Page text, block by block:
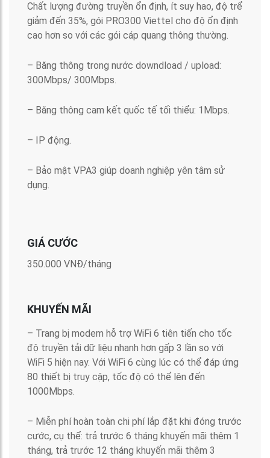
Chất lượng đường truyền ổn định, ít suy hao, độ trể
giảm đến 35%, gói PRO300 Viettel cho độ ổn định
cao hơn so với các gói cáp quang thông thường.
– Băng thông trong nước downdload / upload:
300Mbps/ 300Mbps.
– Băng thông cam kết quốc tế tối thiểu: 1Mbps.
– IP động.
– Bảo mật VPA3 giúp doanh nghiệp yên tâm sử
dụng.
GIÁ CƯỚC
350.000 VNĐ/tháng
KHUYẾN MÃI
– Trang bị modem hỗ trợ WiFi 6 tiên tiến cho tốc
độ truyền tải dữ liệu nhanh hơn gấp 3 lần so với
WiFi 5 hiện nay. Với WiFi 6 cùng lúc có thể đáp ứng
80 thiết bị truy cập, tốc độ có thể lên đến
1000Mbps.
– Miễn phí hoàn toàn chi phí lắp đặt khi đóng trước
cước, cụ thể: trả trước 6 tháng khuyến mãi thêm 1
tháng, trả trước 12 tháng khuyến mãi thêm 3